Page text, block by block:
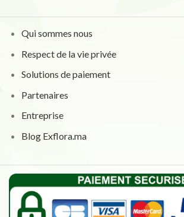
Qui sommes nous
Respect de la vie privée
Solutions de paiement
Partenaires
Entreprise
Blog Exflora.ma